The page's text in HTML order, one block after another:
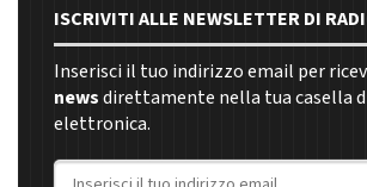
ISCRIVITI ALLE NEWSLETTER DI
Inserisci il tuo indirizzo email per
newsdirettamente nella tua casella
elettronica.
Indirizzo email